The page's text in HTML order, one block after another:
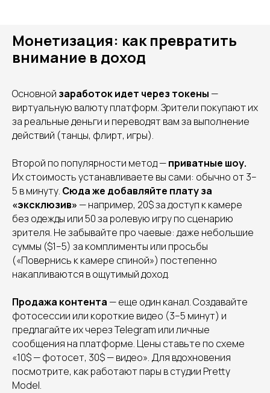
Монетизация: как превратить
внимание в доход
Основной заработок идет через токены —
виртуальную валюту платформ. Зрители покупают их
за реальные деньги и переводят вам за выполнение
действий (танцы, флирт, игры).
Второй по популярности метод —приватные шоу.
Их стоимость устанавливаете вы сами: обычно от 3–
5 в минуту. Сюда же добавляйте плату за
«эксклюзив» — например, 20$ за доступ к камере
без одежды или 50 за ролевую игру по сценарию
зрителя. Не забывайте про чаевые: даже небольшие
суммы ($1–5) за комплименты или просьбы
(«Повернись к камере спиной») постепенно
накапливаются в ощутимый доход.
Продажа контента — еще один канал. Создавайте
фотосессии или короткие видео (3–5 минут) и
предлагайте их через Telegram или личные
сообщения на платформе. Цены ставьте по схеме
«10$ — фотосет, 30$ — видео». Для вдохновения
посмотрите, как работают пары в студии Pretty
Model.